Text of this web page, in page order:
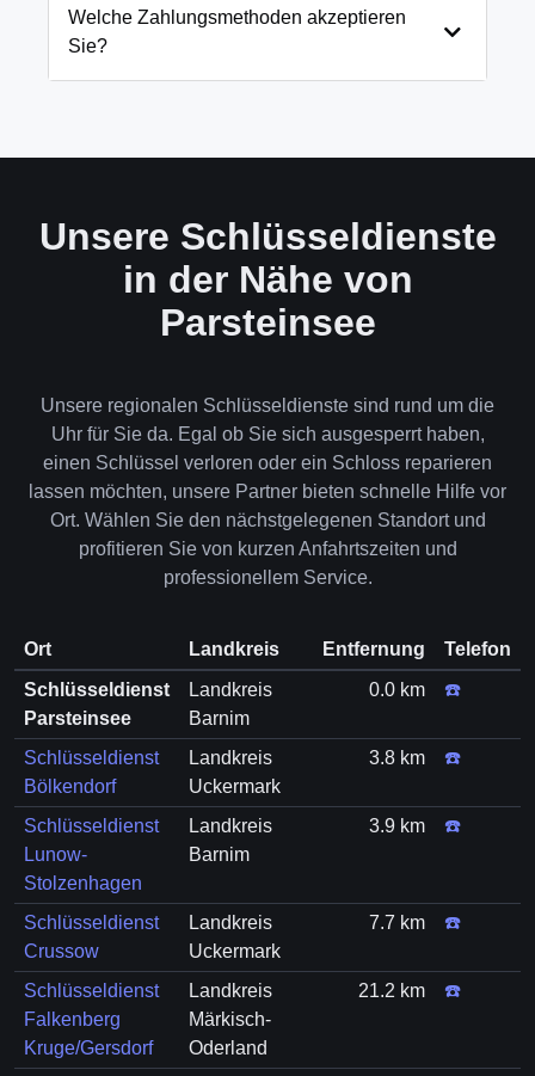
und öffnen Ihre Tür in 99% der Fälle
zerstörungsfrei. Nur in absoluten Ausnahmefällen,
Welche Zahlungsmethoden akzeptieren
Sie?
Unsere Schlüsseldienste
in der Nähe von
Parsteinsee
Unsere regionalen Schlüsseldienste sind rund um die
Uhr für Sie da. Egal ob Sie sich ausgesperrt haben,
einen Schlüssel verloren oder ein Schloss reparieren
lassen möchten, unsere Partner bieten schnelle Hilfe vor
Ort. Wählen Sie den nächstgelegenen Standort und
profitieren Sie von kurzen Anfahrtszeiten und
professionellem Service.
Ort Landkreis Entfernung
Telefon
Schlüsseldienst
Parsteinsee
Landkreis
Barnim
0.0 km ☎️
Schlüsseldienst
Bölkendorf
Landkreis
Uckermark
3.8 km ☎️
Schlüsseldienst
Lunow-
Stolzenhagen
Landkreis
Barnim
3.9 km ☎️
Schlüsseldienst
Crussow
Landkreis
Uckermark
7.7 km ☎️
Schlüsseldienst
Falkenberg
Kruge/Gersdorf
Landkreis
Märkisch-
Oderland
21.2 km ☎️